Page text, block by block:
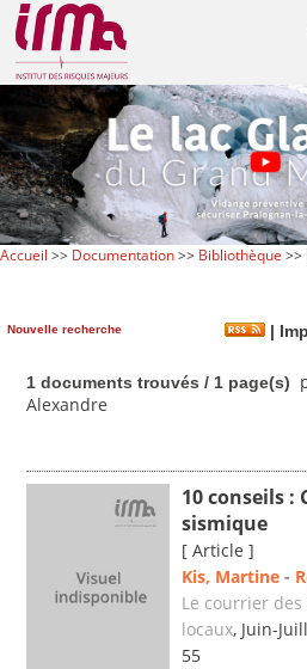
Accueil >> Documentation>> Bibliothèque >>
Nouvelle recherche |
1 documents trouvés / 1 page(s)
Alexandre
10 conseils :
sismique
[ Article ]
Kis, Martine -
Le courrier
locaux, Juin-
55